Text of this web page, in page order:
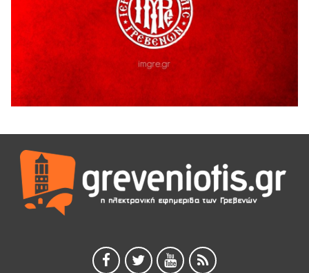
5 Αυγούστου 2026
Ευχαριστήριο Εκπολιτιστικού Συλλόγου Ταξιάρχη προς κ.
Παρασχάκη Αθανάσιο
5 Αυγούστου 2026
Διακοπή υδροδότησης του Α΄ κλάδου ύδρευσης
5 Αυγούστου 2026
Θερινό Σινεμά στο πλαίσιο του «Πολιτιστικού
Καλοκαιριού 2026» με την βραβευμένη ταινία «Μικρές
Ανάσες».
5 Αυγούστου 2026
5 Αυγούστου 2026